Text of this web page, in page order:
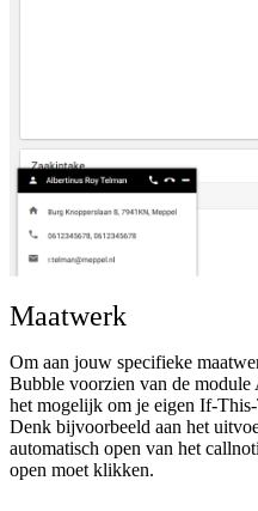
Maatwerk
Om aan jouw specifieke
Bubble voorzien van de
het mogelijk om je eigen If-
Denk bijvoorbeeld aan het
automatisch open van het
open moet klikken.